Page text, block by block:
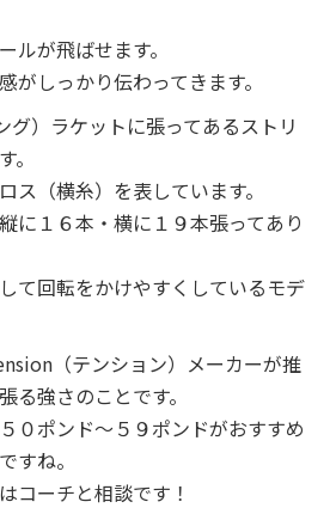
ルが飛ばせます。
がしっかり伝わってきます。
）ラケットに張ってあるストリ
。
ス（横糸）を表しています。
に１６本・横に１９本張ってあり
て回転をかけやすくしているモデ
（テンション）メーカーが推
る強さのことです。
０ポンド～５９ポンドがおすすめ
すね。
コーチと相談です！